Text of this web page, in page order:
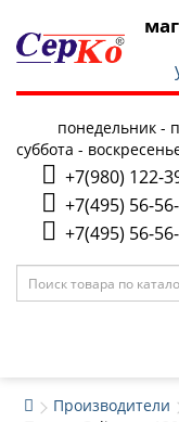
понедельник -
суббота -
+7(980) 122-
+7(495) 56-
+7(495) 56-
Производители